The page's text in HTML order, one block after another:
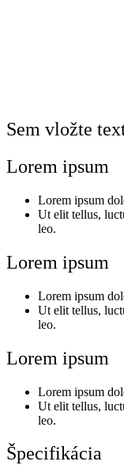
Sem vložte
Lorem ipsum
Lorem ipsum
Ut elit tellus,
leo.
Lorem ipsum
Lorem ipsum
Ut elit tellus,
leo.
Lorem ipsum
Lorem ipsum
Ut elit tellus,
leo.
Špecifikácia